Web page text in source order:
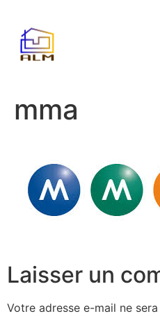
mma
Laisser un
Votre adresse e-mail ne